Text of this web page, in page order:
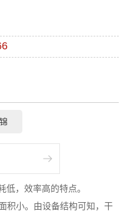
低，效率高的特点。
积小。由设备结构可知，干